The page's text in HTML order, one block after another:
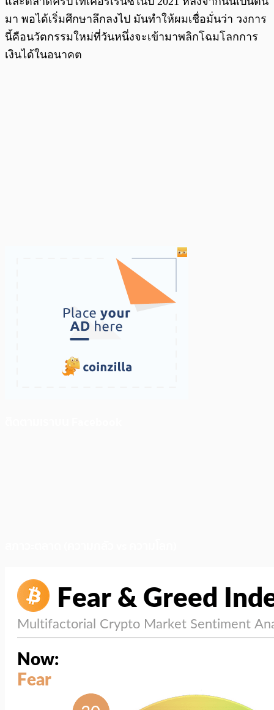
มา พอได้เริ่มศึกษาลึกลงไป มันทำให้ผมเชื่อมั่นว่า วงการ
นี้คือนวัตกรรมใหม่ที่วันหนึ่งจะเข้ามาพลิกโฉมโลกการ
เงินได้ในอนาคต